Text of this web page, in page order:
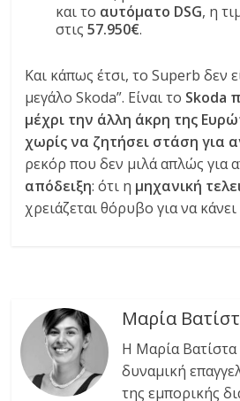
και το αυτόματο DSG, η
στις57.950€.
Και κάπως έτσι, το Superb δεν
μεγάλο Skoda”. Είναι το Skoda
μέχρι την άλλη άκρη της
χωρίς να ζητήσει στάση για
ρεκόρ που δεν μιλά απλώς για
απόδειξη: ότι η μηχανική
χρειάζεται θόρυβο για να
Μαρία
Η Μαρία Βατίστα
δυναμική
της εμπορικής